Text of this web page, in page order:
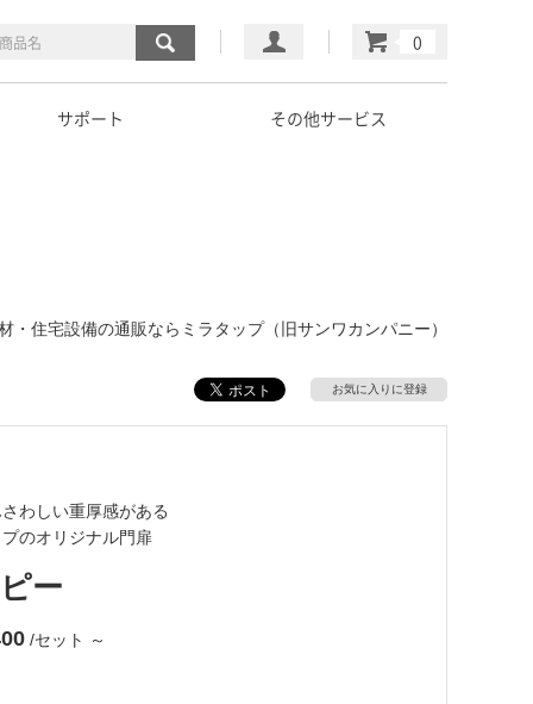
マイページ
カート
サポート その他サービス
・住宅設備の通販ならミラタップ（旧サンワカンパニー）
お気に入りに登録
わしい重厚感がある
のオリジナル門扉
ー
/セット ～